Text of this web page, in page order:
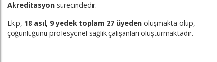
Akreditasyon sürecindedir.
Ekip, 18 asıl, 9 yedek toplam 27 üyeden oluşmakta olup,
çoğunluğunu profesyonel sağlık çalışanları oluşturmaktadır.